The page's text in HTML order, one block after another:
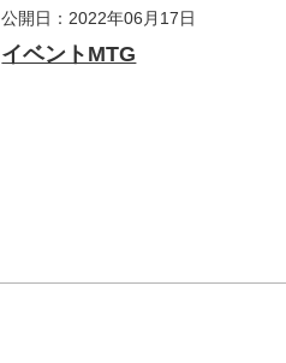
公開日：2022年06月17日
イベントMTG